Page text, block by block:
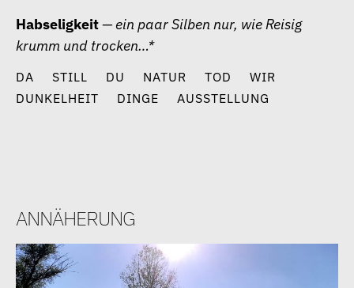
Inhalt
springen
Habseligkeit— ein paar Silben nur, wie Reisig
krumm und trocken…*
DA STILL DU NATUR TOD
WIR
DUNKELHEIT
DINGE AUSSTELLUNG
annäherung